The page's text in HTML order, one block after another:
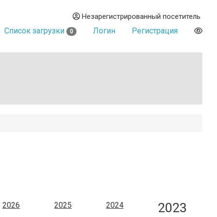
Незарегистрированный посетитель
Список загрузки 0 Логин Регистрация
2026 2025 2024 2023